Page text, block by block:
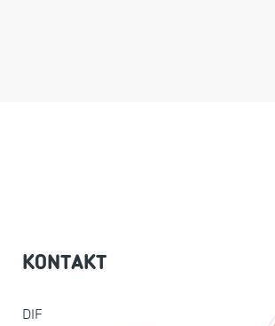
KONTAKT
DIF